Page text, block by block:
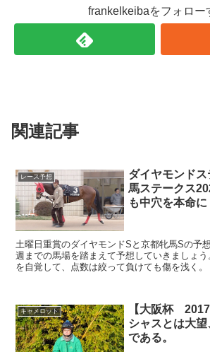
frankelkeibaをフォロー
関連記事
レース予想
ダイヤモンド
馬ステークス
も中穴を本命に
土曜日重賞のダイヤモンドSと京都牝馬Sの予
週までの馬場を踏まえて予想していきましょう。 まずは絶不調な
を自覚して、点数は絞って負けても傷を浅く。
キャメロット
【大阪杯
シャスとは大
である。